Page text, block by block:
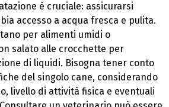
è cruciale: assicurarsi
accesso a acqua fresca e pulita.
per alimenti umidi o
salato alle crocchette per
di liquidi. Bisogna tener conto
del singolo cane, considerando
livello di attività fisica e eventuali